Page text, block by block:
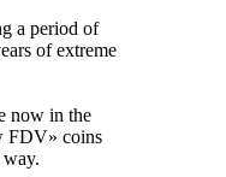
a period of
of extreme
now in the
FDV» coins